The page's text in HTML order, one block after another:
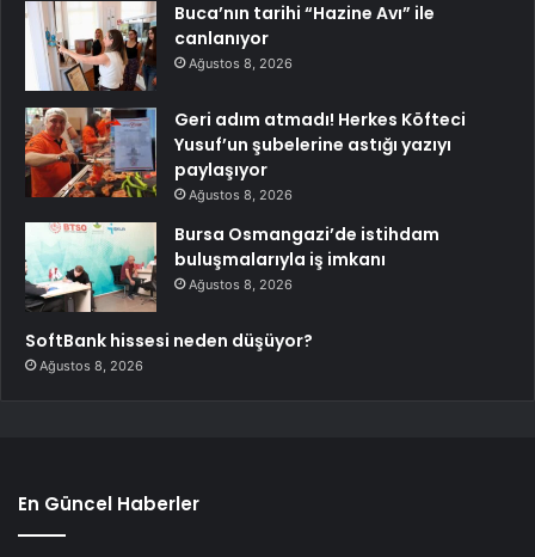
Buca’nın tarihi “Hazine Avı” ile
canlanıyor
Ağustos 8, 2026
Geri adım atmadı! Herkes Köfteci
Yusuf’un şubelerine astığı yazıyı
paylaşıyor
Ağustos 8, 2026
Bursa Osmangazi’de istihdam
buluşmalarıyla iş imkanı
Ağustos 8, 2026
SoftBank hissesi neden düşüyor?
Ağustos 8, 2026
En Güncel Haberler